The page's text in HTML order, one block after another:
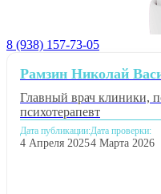
8 (938) 157-73-05
Рамзин Николай
Главный врач клиники,
психотерапевт
Дата публикации:
4 Апреля 2025
Дата проверки:
4 Марта 2026